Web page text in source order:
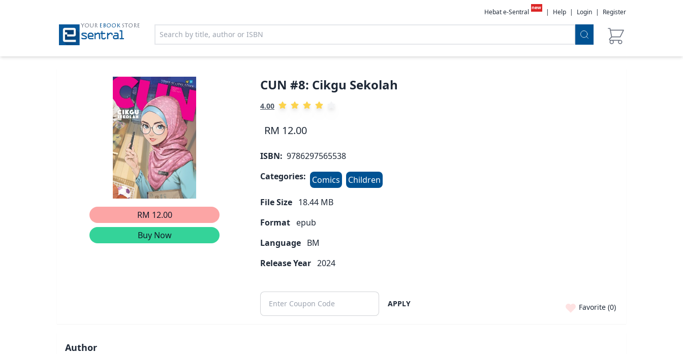
Hebat e-Sentral
new
| Help | Login | Register
YOUR EBOOK STORE
RM 12.00
Buy Now
CUN #8: Cikgu Sekolah
4.00
RM 12.00
ISBN: 9786297565538
Categories:
Comics
Children
File Size 18.44 MB
Format epub
Language BM
Release Year 2024
APPLY Favorite (0)
Author